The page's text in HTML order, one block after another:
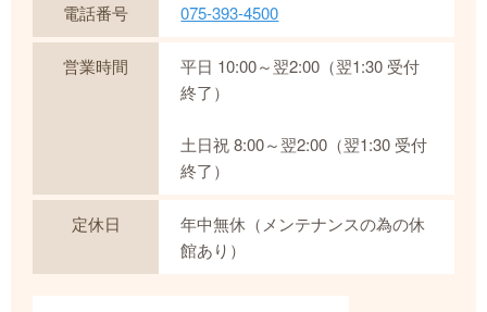
電話番号 075-393-4500
営業時間
平日 10:00～翌2:00（翌1:30 受付
終了）
土日祝 8:00～翌2:00（翌1:30 受付
終了）
定休日
年中無休（メンテナンスの為の休
館あり）